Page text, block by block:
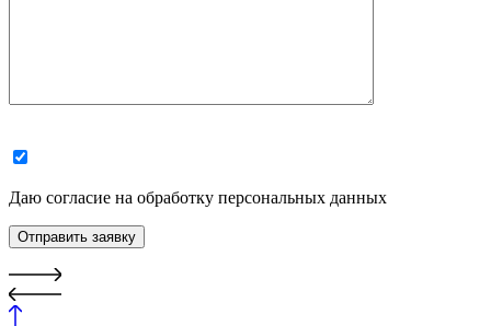
Даю согласие на обработку персональных данных
Отправить заявку